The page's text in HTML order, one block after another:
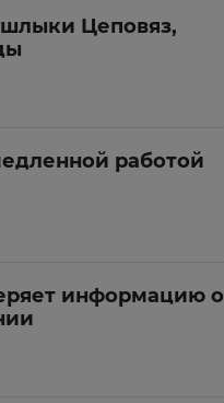
Цеповяз,
работой
информацию о